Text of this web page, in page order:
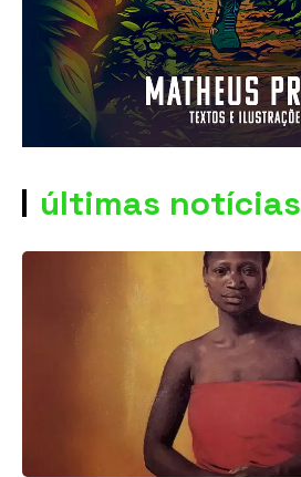
últimas notícias